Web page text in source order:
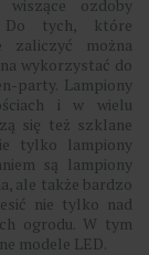
ozdoby
Do tych, które
zaliczyć można
wykorzystać do
party. Lampiony
i w wielu
się też szklane
tylko lampiony
są lampiony
ale także bardzo
nie tylko nad
ogrodu. W tym
modele LED.